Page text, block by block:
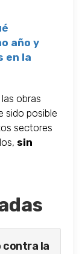
año y
en la
obras
sido posible
sectores
sin
contra la